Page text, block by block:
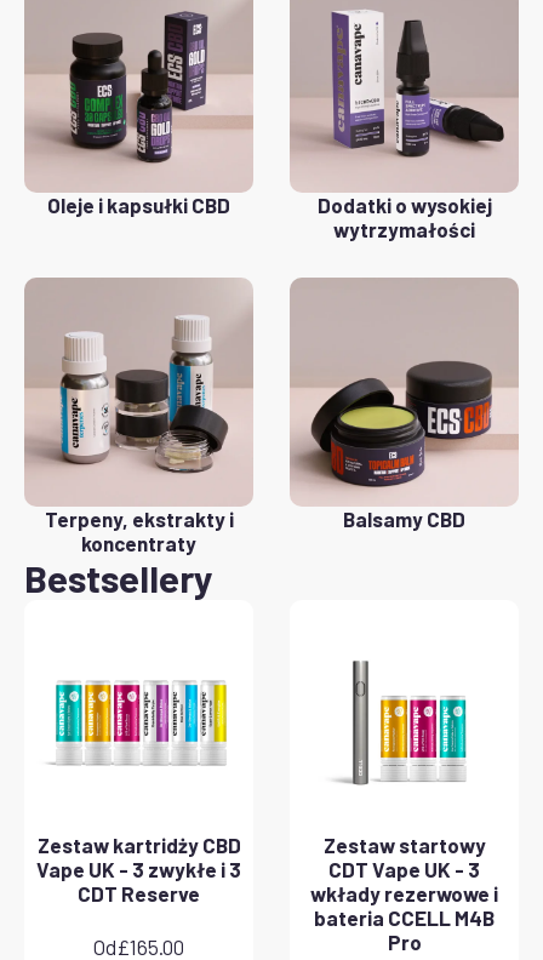
Oleje i kapsułki CBD
Dodatki o wysokiej
wytrzymałości
Terpeny, ekstrakty i
koncentraty
Balsamy CBD
Bestsellery
Zestaw kartridży CBD
Vape UK - 3 zwykłe i 3
CDT Reserve
Od£165.00
Zestaw startowy
CDT Vape UK - 3
wkłady rezerwowe i
bateria CCELL M4B
Pro